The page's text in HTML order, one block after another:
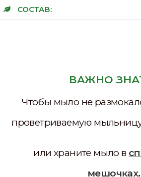
СОСТАВ:
ВАЖНО
Чтобы мыло не
проветриваемую
или храните мыло в
мешочках.